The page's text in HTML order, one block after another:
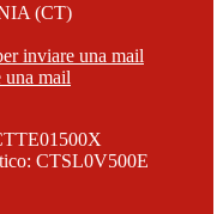
(CT)
inviare una mail
mail
CTSL0V500E